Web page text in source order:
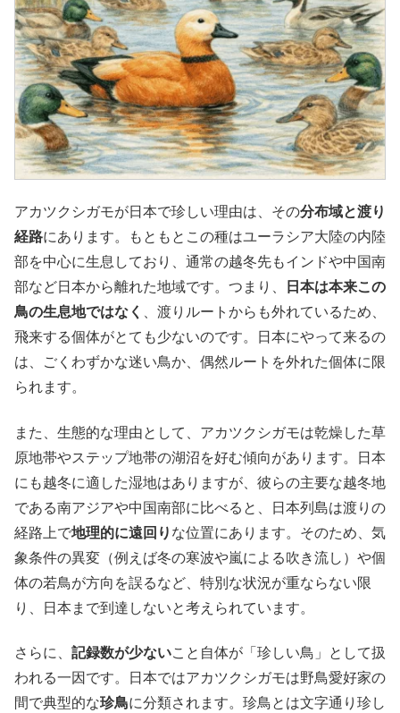
アカツクシガモが日本で珍しい理由は、その分布域と渡り
経路にあります。もともとこの種はユーラシア大陸の内陸
部を中心に生息しており、通常の越冬先もインドや中国南
部など日本から離れた地域です。つまり、
日本は本来この
鳥の生息地ではなく
、渡りルートからも外れているため、
飛来する個体がとても少ないのです。日本にやって来るの
は、ごくわずかな迷い鳥か、偶然ルートを外れた個体に限
られます。
また、生態的な理由として、アカツクシガモは乾燥した草
原地帯やステップ地帯の湖沼を好む傾向があります。日本
にも越冬に適した湿地はありますが、彼らの主要な越冬地
である南アジアや中国南部に比べると、日本列島は渡りの
経路上で地理的に遠回り な位置にあります。そのため、気
象条件の異変（例えば冬の寒波や嵐による吹き流し）や個
体の若鳥が方向を誤るなど、特別な状況が重ならない限
り、日本まで到達しないと考えられています。
さらに、 記録数が少ないこと自体が「珍しい鳥」として扱
われる一因です。日本ではアカツクシガモは野鳥愛好家の
間で典型的な珍鳥に分類されます。珍鳥とは文字通り珍し